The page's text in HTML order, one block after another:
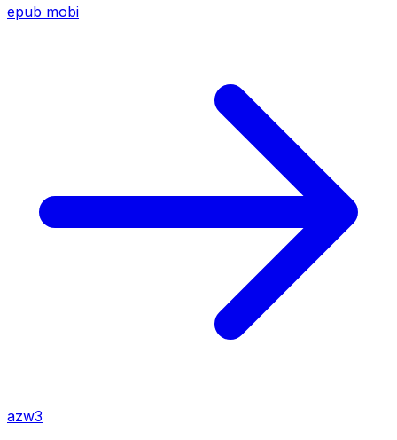
epub mobi
azw3